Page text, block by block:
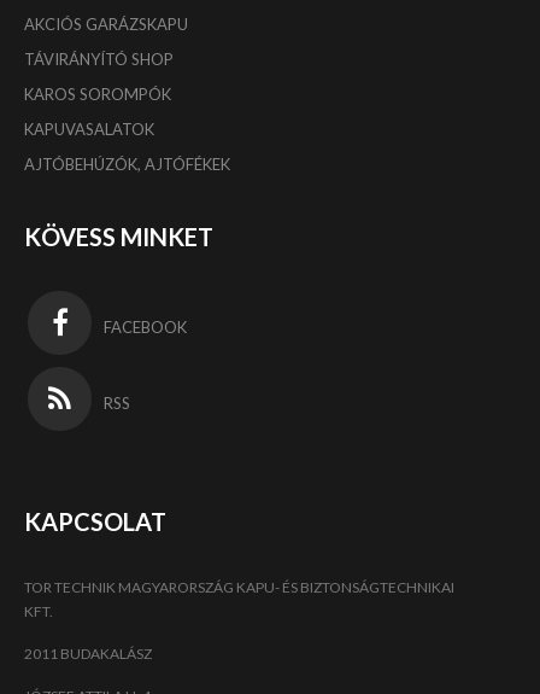
AKCIÓS GARÁZSKAPU
TÁVIRÁNYÍTÓ SHOP
KAROS SOROMPÓK
KAPUVASALATOK
AJTÓBEHÚZÓK, AJTÓFÉKEK
KÖVESS MINKET
FACEBOOK
RSS
KAPCSOLAT
TOR TECHNIK MAGYARORSZÁG KAPU- ÉS BIZTONSÁGTECHNIKAI
KFT.
2011 BUDAKALÁSZ